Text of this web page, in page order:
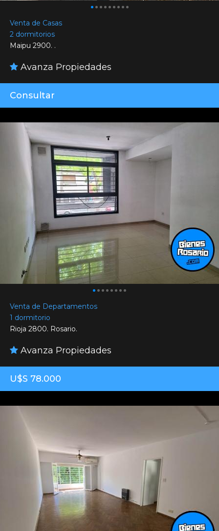
Venta de Casas
2 dormitorios
Maipu 2900. .
Avanza Propiedades
Consultar
Venta de Departamentos
1 dormitorio
Rioja 2800. Rosario.
Avanza Propiedades
U$S 78.000